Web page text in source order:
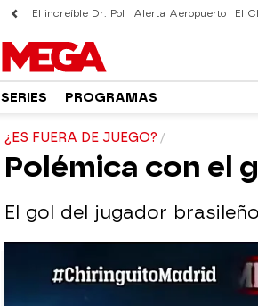
El increíble Dr. Pol Alerta Aeropuerto El
SERIES PROGRAMAS
¿ES FUERA DE JUEGO?
Polémica con el
El gol del jugador